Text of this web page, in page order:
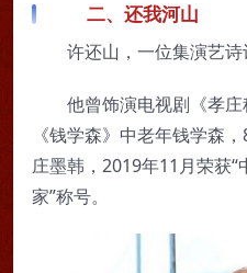
二、还我河山
许还山，一位集演艺诗
他曾饰演电视剧《孝
《钱学森》中老年钱学森
庄墨韩，2019年11月荣获
家”称号。